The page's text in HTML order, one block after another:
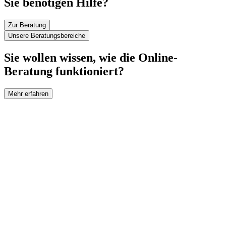
Zur Beratung
Unsere Beratungsbereiche
Sie wollen wissen, wie die Online-
Beratung funktioniert?
Mehr erfahren